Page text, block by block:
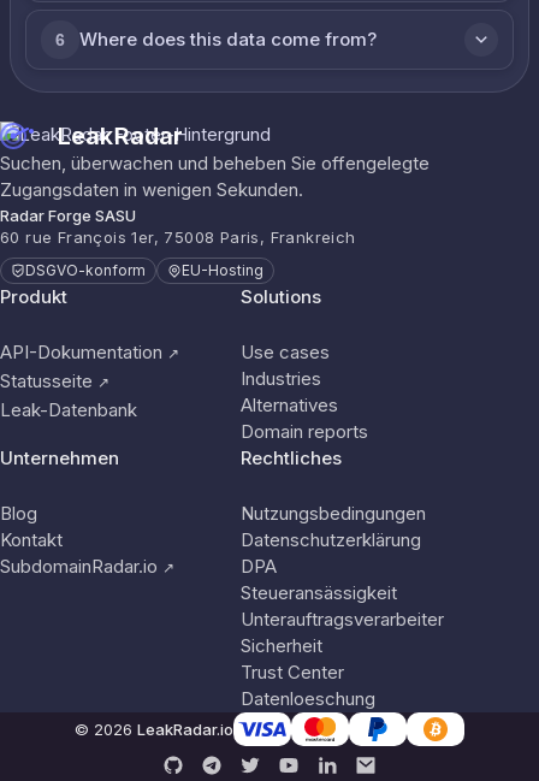
6 Where does this data come from?
LeakRadar
Suchen, überwachen und beheben Sie offengelegte
Zugangsdaten in wenigen Sekunden.
Radar Forge SASU
60 rue François 1er, 75008 Paris, Frankreich
DSGVO-konform EU-Hosting
Produkt
API-Dokumentation ↗
Statusseite ↗
Leak-Datenbank
Solutions
Use cases
Industries
Alternatives
Domain reports
Unternehmen
Blog
Kontakt
SubdomainRadar.io ↗
Rechtliches
Nutzungsbedingungen
Datenschutzerklärung
DPA
Steueransässigkeit
Unterauftragsverarbeiter
Sicherheit
Trust Center
Datenloeschung
© 2026 LeakRadar.io